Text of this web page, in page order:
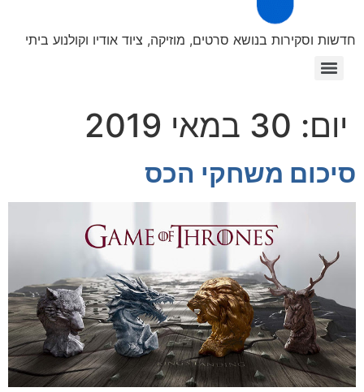
חדשות וסקירות בנושא סרטים, מוזיקה, ציוד אודיו וקולנוע ביתי
יום: 30 במאי 2019
סיכום משחקי הכס